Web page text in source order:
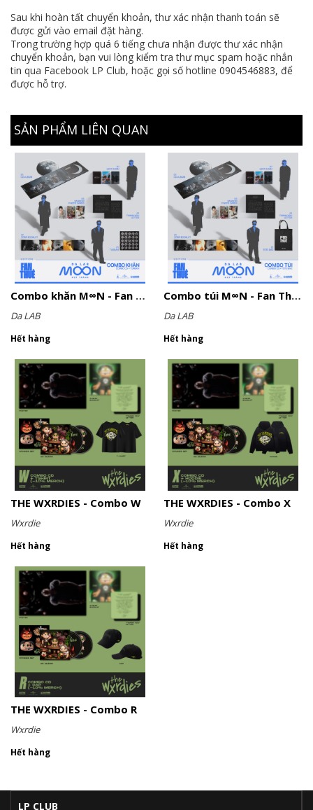
Sau khi hoàn tất chuyển khoản, thư xác nhận thanh toán sẽ
được gửi vào email đặt hàng.
Trong trường hợp quá 6 tiếng chưa nhận được thư xác nhận
chuyển khoản, bạn vui lòng kiểm tra thư mục spam hoặc nhắn
tin qua Facebook LP Club, hoặc gọi số hotline 0904546883, để
được hỗ trợ.
SẢN PHẨM LIÊN QUAN
Combo khăn M∞N - Fan Thuê edition
Da LAB
Hết hàng
Combo túi M∞N - Fan Thuê edition
Da LAB
Hết hàng
THE WXRDIES - Combo W
Wxrdie
Hết hàng
THE WXRDIES - Combo X
Wxrdie
Hết hàng
THE WXRDIES - Combo R
Wxrdie
Hết hàng
LP CLUB